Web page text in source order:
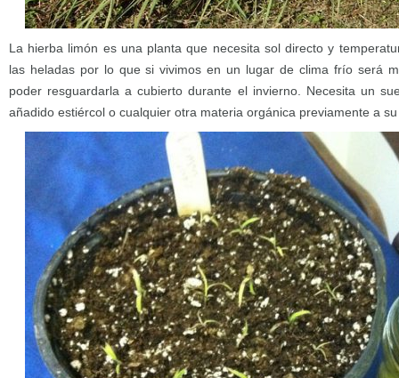
La hierba limón es una planta que necesita sol directo y
las heladas por lo que si vivimos en un lugar de clima frío será
poder resguardarla a cubierto durante el invierno. Necesita un
añadido estiércol o cualquier otra materia orgánica previamente a